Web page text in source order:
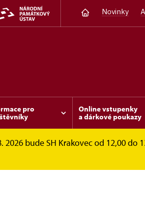
Novinky
pro
Online vstupenky
a dárkové poukazy
2026 bude SH Krakovec od 12,00
Fotogalerie Historické